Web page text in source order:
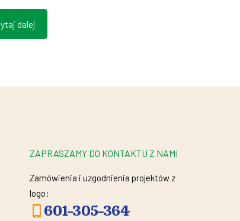
dalej
ZAPRASZAMY DO KONTAKTU Z NAMI
Zamówienia i uzgodnienia projektów z
logo:
601-305-364